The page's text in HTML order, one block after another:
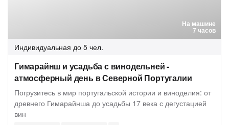
На машине
7 часов
Индивидуальная до 5 чел.
Гимарайнш и усадьба с винодельней -
атмосферный день в Северной Португалии
Погрузитесь в мир португальской истории и виноделия: от
древнего Гимарайнша до усадьбы 17 века с дегустацией
вин